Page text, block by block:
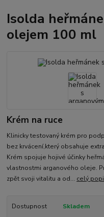
Isolda
olejem 100 ml
Krém na ruce
​Klinicky testovaný krém pro
bez krvácení,který obsahuje
Krém spojuje hojivé účinky
vlastnostmi arganového oleje.
zpět svoji vitalitu a od... celý
Dostupnost Skladem